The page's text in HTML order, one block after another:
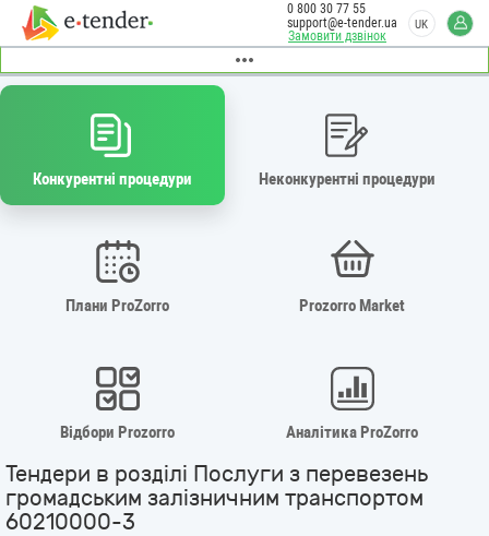
Замовити дзвінок
0 800 30 77 55
support@e-tender.ua
UK
Конкурентні процедури Неконкурентні процедури
Плани ProZorro Prozorro Market
Відбори Prozorro Аналітика ProZorro
Тендери в розділі Послуги з перевезень
громадським залізничним транспортом
60210000-3